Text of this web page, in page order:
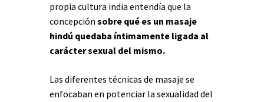
propia cultura india entendía que la
concepción sobre qué es un masaje
hindú quedaba íntimamente ligada al
carácter sexual del mismo.
Las diferentes técnicas de masaje se
enfocaban en potenciar la sexualidad del